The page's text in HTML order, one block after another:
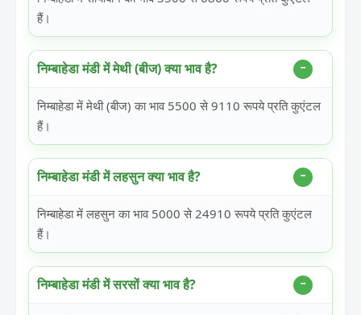
हैं।
निम्बाहेडा मंडी में मेथी (बीज) क्या भाव है?
निम्बाहेडा में मेथी (बीज) का भाव 5500 से 9110 रूपये प्रति कुएंटल
हैं।
निम्बाहेडा मंडी में लहसुन क्या भाव है?
निम्बाहेडा में लहसुन का भाव 5000 से 24910 रूपये प्रति कुएंटल
हैं।
निम्बाहेडा मंडी में सरसों क्या भाव है?